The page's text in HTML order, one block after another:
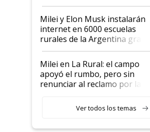
Milei y Elon Musk instalarán
internet en 6000 escuelas
rurales de la Argentina gracias
a un acuerdo con Starlink
Milei en La Rural: el campo
apoyó el rumbo, pero sin
renunciar al reclamo por las
Ver todos los temas